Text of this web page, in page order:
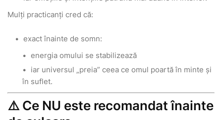
Mulți practicanți cred că:
exact înainte de somn:
energia omului se stabilizează
iar universul „preia” ceea ce omul poartă în minte și
în suflet.
⚠️ Ce NU este recomandat înainte